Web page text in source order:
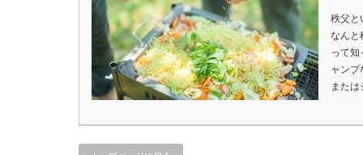
秩父と
なんと
って
ャン
また